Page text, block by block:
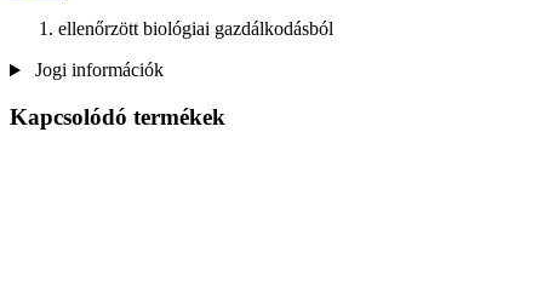
ellenőrzött biológiai gazdálkodásból
Jogi információk
Kapcsolódó termékek